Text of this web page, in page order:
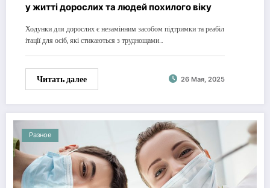
у житті дорослих та людей похилого віку
Ходунки для дорослих є незамінним засобом підтримки та реабіл
ітації для осіб, які стикаються з труднощами…
Читать далее 26 Мая, 2025
Разное